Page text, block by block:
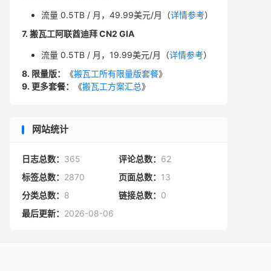
流量 0.5TB / 月，49.99美元/月（详情参考）
7. 搬瓦工阿联酋迪拜 CN2 GIA
流量 0.5TB / 月，19.99美元/月（详情参考）
8. 限量版：
《搬瓦工所有限量版套餐》
9. 更多套餐：
《搬瓦工方案汇总》
网站统计
日志总数： 365 评论总数： 62
标签总数： 2870 页面总数： 13
分类总数： 8 链接总数： 0
最后更新： 2026-08-06